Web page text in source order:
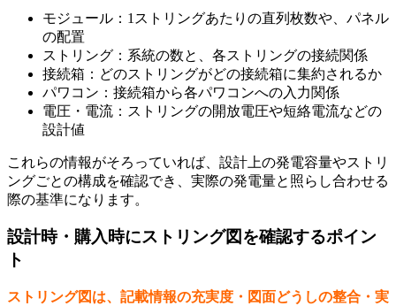
モジュール：1ストリングあたりの直列枚数や、パネル
の配置
ストリング：系統の数と、各ストリングの接続関係
接続箱：どのストリングがどの接続箱に集約されるか
パワコン：接続箱から各パワコンへの入力関係
電圧・電流：ストリングの開放電圧や短絡電流などの
設計値
これらの情報がそろっていれば、設計上の発電容量やストリ
ングごとの構成を確認でき、実際の発電量と照らし合わせる
際の基準になります。
設計時・購入時にストリング図を確認するポイン
ト
ストリング図は、記載情報の充実度・図面どうしの整合・実